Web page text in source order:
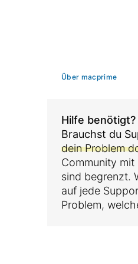
Über macprime
Hilfe benötigt?
Brauchst du
dein Problem
Community mit
sind begrenzt.
auf jede
Problem,